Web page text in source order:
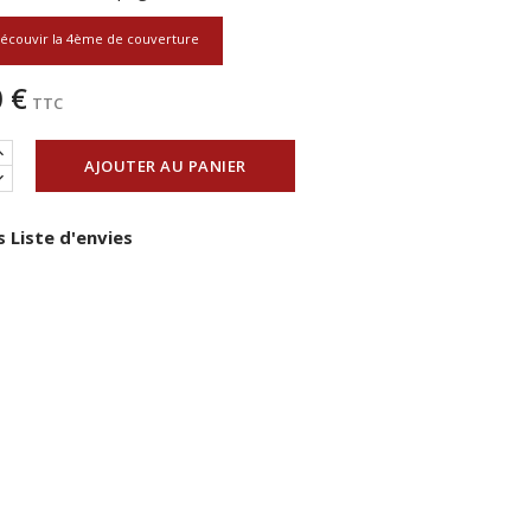
la 4ème de couverture
€ TTC
AJOUTER AU PANIER
Liste d'envies